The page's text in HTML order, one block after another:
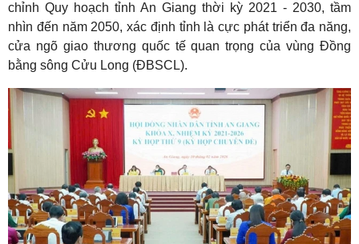
chỉnh Quy hoạch tỉnh An Giang thời kỳ 2021 - 2030, tầm
nhìn đến năm 2050, xác định tỉnh là cực phát triển đa năng,
cửa ngõ giao thương quốc tế quan trọng của vùng Đồng
bằng sông Cửu Long (ĐBSCL).